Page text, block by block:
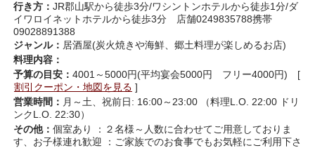
行き方： JR郡山駅から徒歩3分/ワシントンホテルから徒歩1分/ダ
イワロイネットホテルから徒歩3分 店舗0249835788携帯
09028891388
ジャンル： 居酒屋(炭火焼きや海鮮、郷土料理が楽しめるお店)
料理内容：
予算の目安： 4001～5000円(平均宴会5000円 フリー4000円) [
割引クーポン・地図を見る ]
営業時間： 月～土、祝前日: 16:00～23:00 （料理L.O. 22:00 ドリ
ンクL.O. 22:30）
その他： 個室あり ：２名様～人数に合わせてご用意しておりま
す、お子様連れ歓迎 ：ご家族でのお食事でもお気軽にご利用下さ